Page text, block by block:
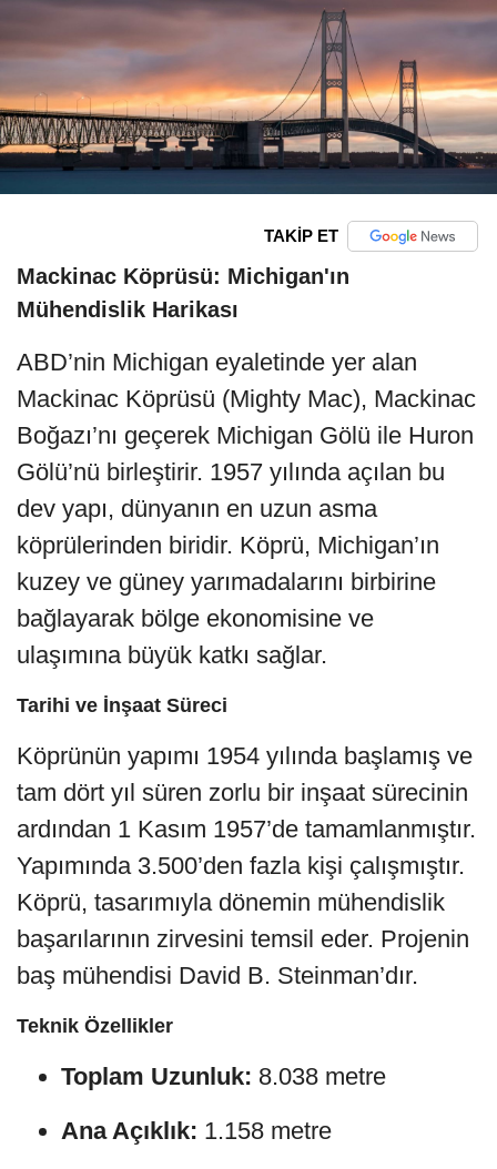
TAKİP ET
Mackinac Köprüsü: Michigan'ın
Mühendislik Harikası
ABD’nin Michigan eyaletinde yer alan
Mackinac Köprüsü (Mighty Mac), Mackinac
Boğazı’nı geçerek Michigan Gölü ile Huron
Gölü’nü birleştirir. 1957 yılında açılan bu
dev yapı, dünyanın en uzun asma
köprülerinden biridir. Köprü, Michigan’ın
kuzey ve güney yarımadalarını birbirine
bağlayarak bölge ekonomisine ve
ulaşımına büyük katkı sağlar.
Tarihi ve İnşaat Süreci
Köprünün yapımı 1954 yılında başlamış ve
tam dört yıl süren zorlu bir inşaat sürecinin
ardından 1 Kasım 1957’de tamamlanmıştır.
Yapımında 3.500’den fazla kişi çalışmıştır.
Köprü, tasarımıyla dönemin mühendislik
başarılarının zirvesini temsil eder. Projenin
baş mühendisi David B. Steinman’dır.
Teknik Özellikler
Toplam Uzunluk: 8.038 metre
Ana Açıklık: 1.158 metre